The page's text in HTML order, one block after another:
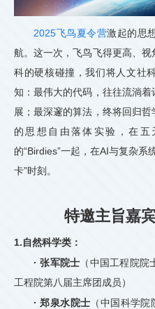
2025飞鸟夏令营激起的思
航。这一次，飞鸟飞得更高、
科的硬核碰撞，我们将人文社
知：最伟大的代码，往往流淌
展；最深邃的算法，终将回归
的思想自由落体实验，在
的“Birdies”一起，在AI与复杂系
卡”时刻。
特邀主旨嘉
1.自然科学类：
· 张军院士 （中国工程院
工程院第八届主席团成员）
· 郑泉水院士 （中国科学